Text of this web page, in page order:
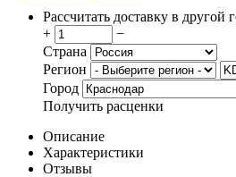
Рассчитать доставку в другой
+
−
Страна
Регион
Город
Получить расценки
Описание
Характеристики
Отзывы